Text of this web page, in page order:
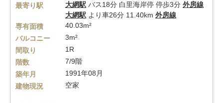
最寄り駅
大網駅 バス18分 白里海岸停 停歩3分 外房線
大網駅 より車26分 11.40km 外房線
専有面積
40.03m²
バルコニー
3m²
間取り
1R
階数
7/9階
築年月
1991年08月
建物現況
空家